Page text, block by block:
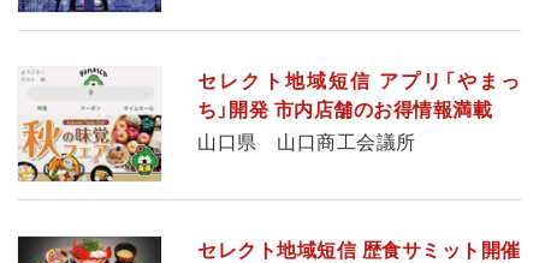
セレクト地域短信 アプリ「やまっ
ち」開発 市内店舗のお得情報満載
山口県 山口商工会議所
セレクト地域短信 歴食サミット開催